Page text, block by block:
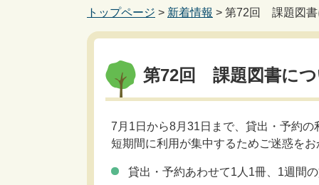
トップページ > 新着情報 > 第72回 課題図書
第72回 課題図書につ
7月1日から8月31日まで、貸出・予約の
短期間に利用が集中するためご迷惑を
貸出・予約あわせて1人1冊、1週間